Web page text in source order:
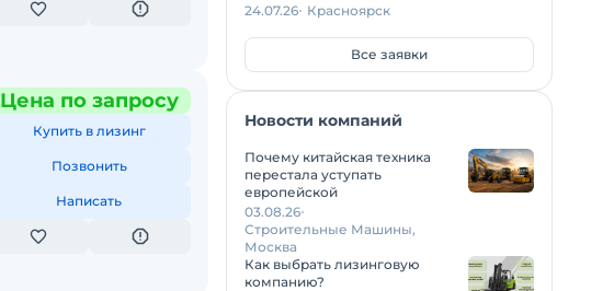
Цена по запросу
Купить в лизинг
Позвонить
Написать
24.07.26 Красноярск
Все заявки
Новости компаний
Почему китайская техника
перестала уступать
европейской
03.08.26
Строительные Машины,
Москва
Как выбрать лизинговую
компанию?